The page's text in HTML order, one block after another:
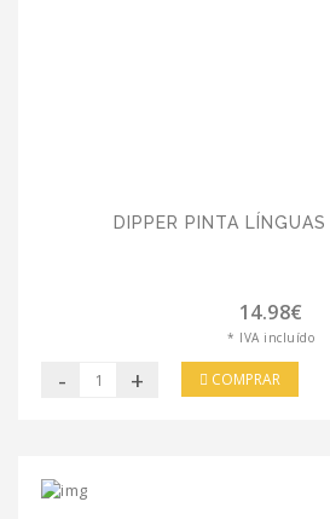
DIPPER PINTA
14.98€
* IVA incluído
- + COMPRAR